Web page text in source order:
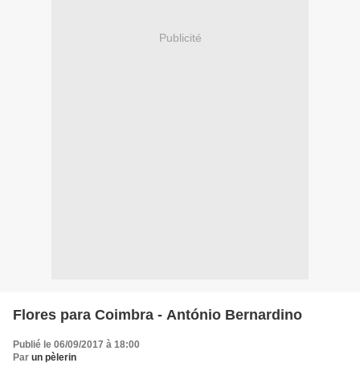
Publicité
Flores para Coimbra - António Bernardino
Publié le 06/09/2017 à 18:00
Par un pèlerin